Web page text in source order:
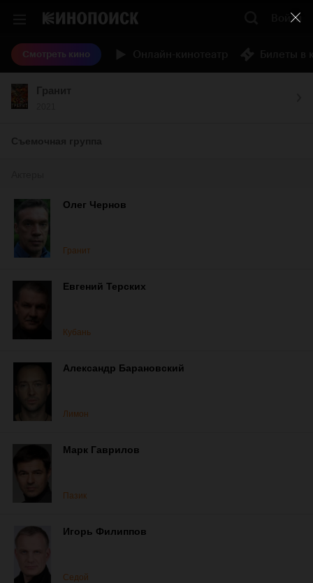
Войти
Смотреть кино
Олег Чернов
Гранит
Евгений Терских
Кубань
Александр Барановский
Лимон
Марк Гаврилов
Пазик
Игорь Филиппов
Седой